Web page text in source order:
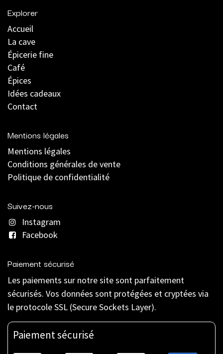
Explorer
Accueil
La cave
Épicerie fine
Café
Épices
Idées cadeaux
Contact
Mentions légales
Mentions légales
Conditions générales de vente
Politique de confidentialité
Suivez-nous
Instagram
Facebook
Paiement sécurisé
Les paiements sur notre site sont parfaitement
sécurisés. Vos données sont protégées et cryptées via
le protocole SSL (Secure Sockets Layer).
Paiement sécurisé